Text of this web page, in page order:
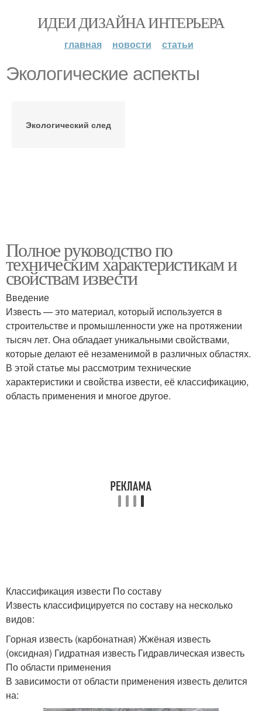
ИДЕИ ДИЗАЙНА ИНТЕРЬЕРА
главная новости статьи
Экологические аспекты
Экологический след
Полное руководство по
техническим характеристикам и
свойствам извести
Введение
Известь — это материал, который используется в
строительстве и промышленности уже на протяжении
тысяч лет. Она обладает уникальными свойствами,
которые делают её незаменимой в различных областях.
В этой статье мы рассмотрим технические
характеристики и свойства извести, её классификацию,
область применения и многое другое.
Классификация извести По составу
Известь классифицируется по составу на несколько
видов:
Горная известь (карбонатная) Жжёная известь
(оксидная) Гидратная известь Гидравлическая известь
По области применения
В зависимости от области применения известь делится
на: